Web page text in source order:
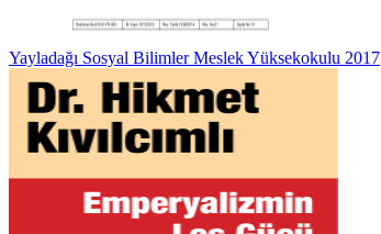
Yayladağı Sosyal Bilimler Meslek Yüksekokulu 2017